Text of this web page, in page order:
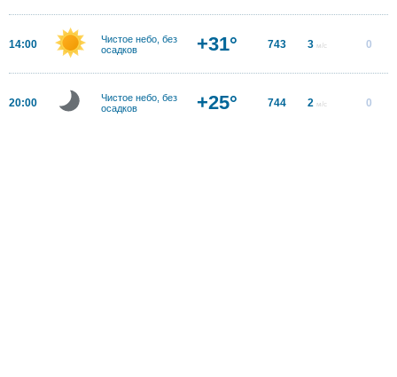
14:00
Чистое небо, без
осадков
+31° 743 3 м/с 0
20:00
Чистое небо, без
осадков
+25° 744 2 м/с 0